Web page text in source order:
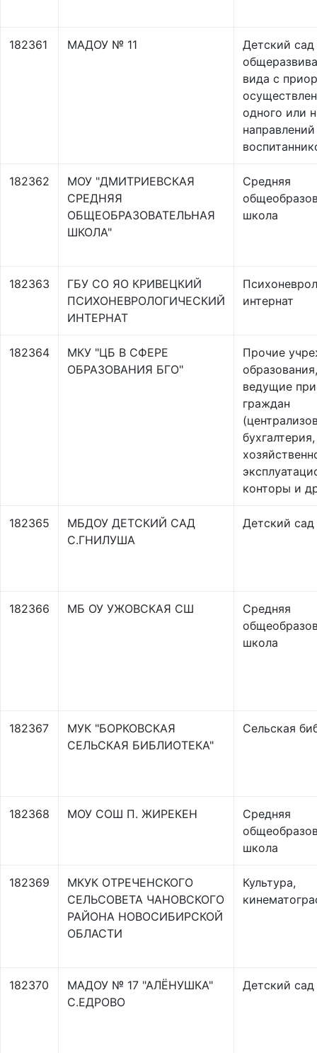
182361 МАДОУ № 11
Детский сад
вида с
одного или
182362
МОУ "ДМИТРИЕВСКАЯ
СРЕДНЯЯ
ОБЩЕОБРАЗОВАТЕЛЬНАЯ
ШКОЛА"
Средняя
школа
182363
ГБУ СО ЯО КРИВЕЦКИЙ
ПСИХОНЕВРОЛОГИЧЕСКИЙ
ИНТЕРНАТ
интернат
182364
МКУ "ЦБ В СФЕРЕ
ОБРАЗОВАНИЯ БГО"
Прочие
ведущие
граждан
бухгалтерия,
конторы и
182365
МБДОУ ДЕТСКИЙ САД
С.ГНИЛУША
Детский сад
182366 МБ ОУ УЖОВСКАЯ СШ
Средняя
школа
182367
МУК "БОРКОВСКАЯ
СЕЛЬСКАЯ БИБЛИОТЕКА"
Сельская
182368 МОУ СОШ П. ЖИРЕКЕН
Средняя
школа
182369
МКУК ОТРЕЧЕНСКОГО
СЕЛЬСОВЕТА ЧАНОВСКОГО
РАЙОНА НОВОСИБИРСКОЙ
ОБЛАСТИ
Культура,
182370
МАДОУ № 17 "АЛЁНУШКА"
С.ЕДРОВО
Детский сад